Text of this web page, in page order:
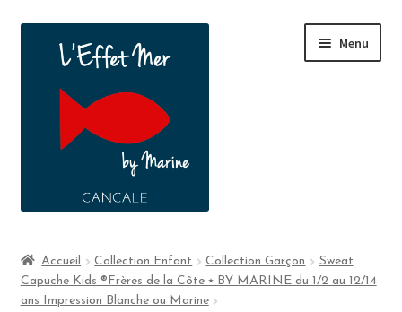
Menu
A propos
Accueil Collection Enfant Collection Garçon
Sweat
Capuche Kids ®Frères de la Côte ⭑ BY MARINE du 1/2 au 12/14
ans Impression Blanche ou Marine